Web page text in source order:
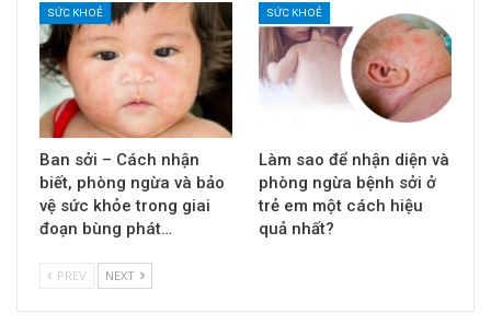
SỨC KHOẺ
Ban sởi – Cách nhận
biết, phòng ngừa và bảo
vệ sức khỏe trong giai
đoạn bùng phát…
SỨC KHOẺ
Làm sao để nhận diện và
phòng ngừa bệnh sởi ở
trẻ em một cách hiệu
quả nhất?
PREV NEXT